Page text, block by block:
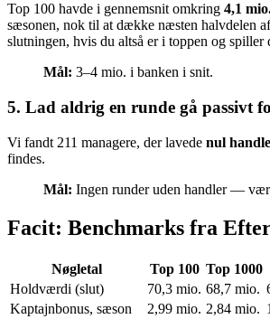
Top 100 havde i gennemsnit omkring 4,1
sæsonen, nok til at dække næsten halvdelen
slutningen, hvis du altså er i toppen og spiller
Mål: 3–4 mio. i banken i snit.
5. Lad aldrig en runde gå passivt
Vi fandt 211 managere, der lavede nul
findes.
Mål: Ingen runder uden handler — vær
Facit: Benchmarks fra
Nøgletal Top 100 Top 1000
Holdværdi (slut)
70,3 mio. 68,7 mio.
Kaptajnbonus, sæson
2,99 mio. 2,84 mio.